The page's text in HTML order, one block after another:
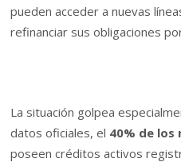
pueden acceder a nuevas
refinanciar sus obligaciones
La situación golpea
datos oficiales, el 40% de los
poseen créditos activos